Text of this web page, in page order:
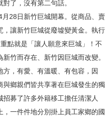
了，沒有第二句話。
28日新竹巨城開幕。從商品、賣
讓新竹巨城從廢墟變黃金。執行
點就是「讓人願意來巨城」！不
竹而存在、新竹因巨城而改變。
，有愛、有溫暖、有包容，因
鄉親們皆共享著在巨城發生的獨
募了許多外籍移工擔任清潔人
一件件地分別掛上員工家鄉的國